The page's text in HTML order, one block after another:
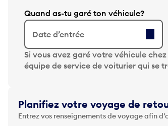
Quand as-tu garé ton véhicule?
Date d’entrée
A
p
y
e
z
Si vous avez garé votre véhicule
équipe de service de voiturier qui se
Planifiez votre voyage de
Entrez vos renseignements de voyage afin